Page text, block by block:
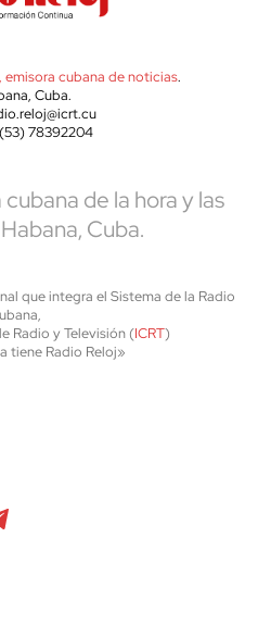
emisora cubana de noticias.
Cuba.
78392204
de la hora y las
Cuba.
que integra el Sistema de la Radio
Radio y Televisión (ICRT)
tiene Radio Reloj»